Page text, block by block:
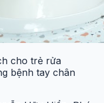
cho trẻ rửa
bệnh tay chân